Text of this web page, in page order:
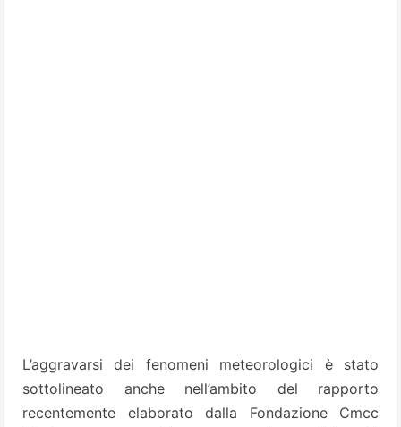
L’aggravarsi dei fenomeni meteorologici è stato
sottolineato anche nell’ambito del rapporto
recentemente elaborato dalla Fondazione Cmcc